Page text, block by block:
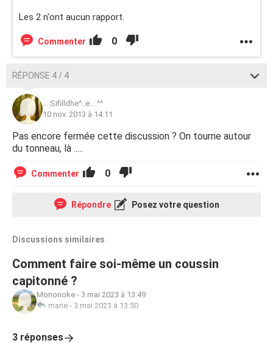
Les 2 n'ont aucun rapport.
Commenter 0
RÉPONSE 4 / 4
....Sifilldhe^..e....^^
10 nov. 2013 à 14:11
Pas encore fermée cette discussion ? On tourne autour
du tonneau, là .....
Commenter 0
Répondre Posez votre question
Discussions similaires
Comment faire soi-même un coussin
capitonné ?
Mononoke - 3 mai 2023 à 13:49
marie - 3 mai 2023 à 13:50
3 réponses